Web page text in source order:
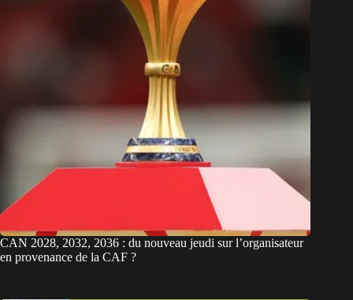
CAN 2028, 2032, 2036 : du nouveau jeudi sur l’organisateur
en provenance de la CAF ?